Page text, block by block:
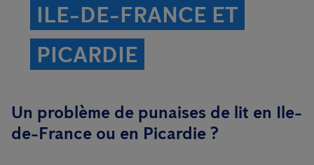
ILE-DE-FRANCE ET
PICARDIE
Un problème de punaises de lit en Ile-
de-France ou en Picardie ?